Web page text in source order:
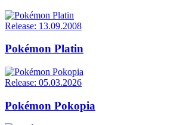
Release: 13.09.2008
Pokémon Platin
Release: 05.03.2026
Pokémon Pokopia